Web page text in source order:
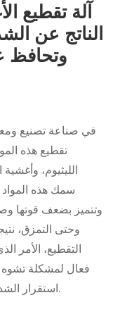
آلة تقطيع
الناتج عن
وتحافظ
في صناعة تصنيع
تقطيع هذه
الليثيوم، وأغشية
سمك هذه
وتتميز بضعف قوتها
وحتى التمزق،
التقطيع، الأمر
فعال لمشكلة تشوه
استقرار الشد، مؤشرًا رئيسيًا لقياس أداء معدات التقطيع.